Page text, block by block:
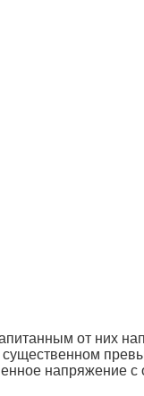
от них
напряжение